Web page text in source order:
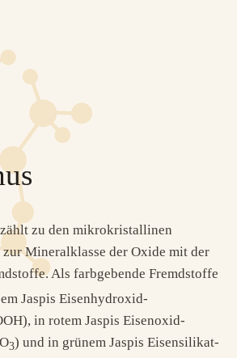
zu den mikrokristallinen
Mineralklasse der Oxide mit der
Als farbgebende Fremdstoffe
Jaspis Eisenhydroxid-
in rotem Jaspis Eisenoxid-
O3) und in grünem Jaspis Eisensilikat-